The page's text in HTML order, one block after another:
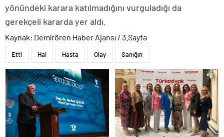
yönündeki karara katılmadığını vurguladığı da
gerekçeli kararda yer aldı.
Kaynak: Demirören Haber Ajansı / 3.Sayfa
Etti Hal Hasta Olay Sanığın